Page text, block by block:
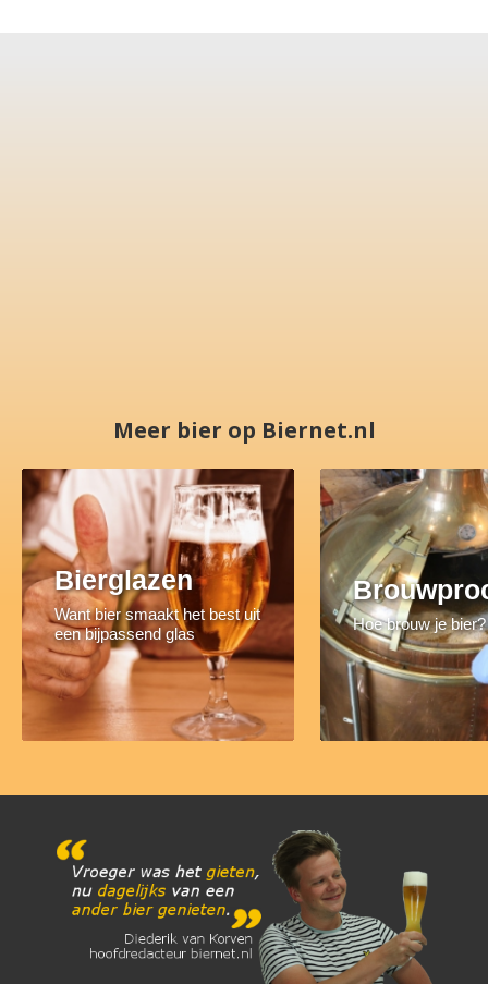
Meer bier op Biernet.nl
Bierglazen
Want bier smaakt het best uit
een bijpassend glas
Hoe brouw je bier?